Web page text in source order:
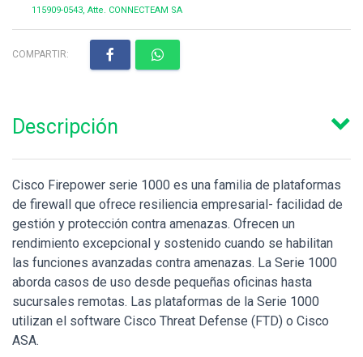
115909-0543, Atte. CONNECTEAM SA
COMPARTIR:
Descripción
Cisco Firepower serie 1000 es una familia de plataformas
de firewall que ofrece resiliencia empresarial- facilidad de
gestión y protección contra amenazas. Ofrecen un
rendimiento excepcional y sostenido cuando se habilitan
las funciones avanzadas contra amenazas. La Serie 1000
aborda casos de uso desde pequeñas oficinas hasta
sucursales remotas. Las plataformas de la Serie 1000
utilizan el software Cisco Threat Defense (FTD) o Cisco
ASA.